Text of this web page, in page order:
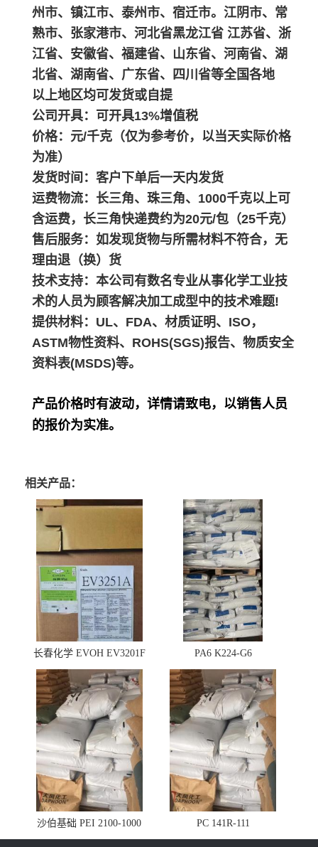
州市、镇江市、泰州市、宿迁市。江阴市、常
熟市、张家港市、河北省黑龙江省 江苏省、浙
江省、安徽省、福建省、山东省、河南省、湖
北省、湖南省、广东省、四川省等全国各地
以上地区均可发货或自提
公司开具：可开具13%增值税
价格：元/千克（仅为参考价，以当天实际价格
为准）
发货时间：客户下单后一天内发货
运费物流：长三角、珠三角、1000千克以上可
含运费，长三角快递费约为20元/包（25千克）
售后服务：如发现货物与所需材料不符合，无
理由退（换）货
技术支持：本公司有数名专业从事化学工业技
术的人员为顾客解决加工成型中的技术难题!
提供材料：UL、FDA、材质证明、ISO，
ASTM物性资料、ROHS(SGS)报告、物质安全
资料表(MSDS)等。
产品价格时有波动，详情请致电，以销售人员
的报价为实准。
相关产品：
长春化学 EVOH EV3201F PA6 K224-G6
沙伯基础 PEI 2100-1000 PC 141R-111